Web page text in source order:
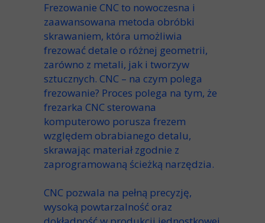
Frezowanie CNCto nowoczesna i
zaawansowana metoda obróbki
skrawaniem, która umożliwia
frezowaćdetale o różnej geometrii,
zarówno z metali, jak i tworzyw
sztucznych. CNC – na czym polega
frezowanie? Proces polega na tym, że
frezarka CNC sterowana
komputerowo porusza frezem
względem obrabianego detalu,
skrawając materiał zgodnie z
zaprogramowaną ścieżką narzędzia.
CNC pozwala na pełną precyzję,
wysoką powtarzalnośćoraz